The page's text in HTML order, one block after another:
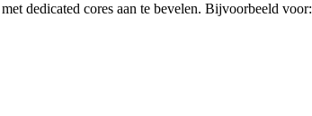
dedicated cores aan te bevelen. Bijvoorbeeld voor: